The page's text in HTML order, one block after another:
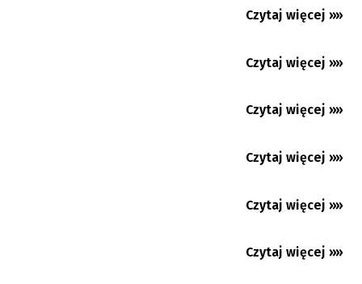
07.08.2026
Czytaj więcej »»
06.08.2026
Czytaj więcej »»
06.08.2026
Czytaj więcej »»
06.08.2026
Karwina: wielka zmiana kompleksu Lodičky
Czytaj więcej »»
06.08.2026
Wspólnie z państwem Zawadzkimi
Czytaj więcej »»
06.08.2026
Upały nie odpuszczą. Gorąco będzie w
Czytaj więcej »»
Językoznawczyni: nie umiemy bezbłędnie
Koszarzyska: Język polski na każdym kroku